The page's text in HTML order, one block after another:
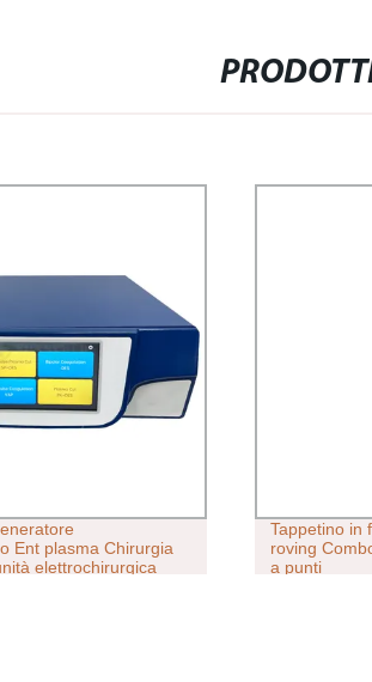
Ent plasma Chirurgia
elettrochirurgica
Tappetino in
roving
a punti